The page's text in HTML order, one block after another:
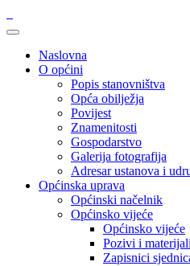
Naslovna
O općini
Popis stanovništva
Opća obilježja
Povijest
Znamenitosti
Gospodarstvo
Galerija fotografija
Adresar ustanova i
Općinska uprava
Općinski načelnik
Općinsko vijeće
Općinsko vijeće
Pozivi i
Zapisnici